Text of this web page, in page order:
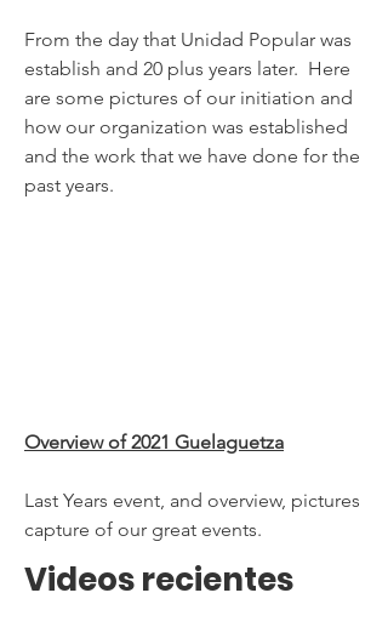
From the day that Unidad Popular was
establish and 20 plus years later. Here
are some pictures of our initiation and
how our organization was established
and the work that we have done for the
past years.
Overview of 2021 Guelaguetza
Last Years event, and overview, pictures
capture of our great events.
Videos recientes